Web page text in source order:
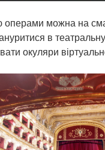
операми можна на
в
окуляри